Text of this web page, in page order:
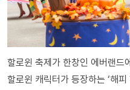
할로윈 축제가 한창인 에버랜드
할로윈 캐릭터가 등장하는 ‘해